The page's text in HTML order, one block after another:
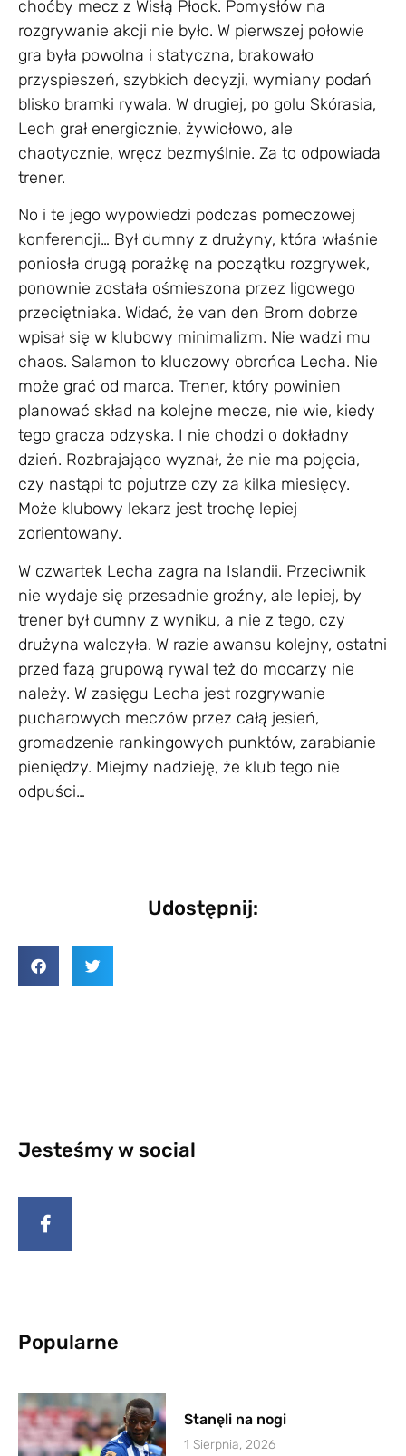
choćby mecz z Wisłą Płock. Pomysłów na
rozgrywanie akcji nie było. W pierwszej połowie
gra była powolna i statyczna, brakowało
przyspieszeń, szybkich decyzji, wymiany podań
blisko bramki rywala. W drugiej, po golu Skórasia,
Lech grał energicznie, żywiołowo, ale
chaotycznie, wręcz bezmyślnie. Za to odpowiada
trener.
No i te jego wypowiedzi podczas pomeczowej
konferencji… Był dumny z drużyny, która właśnie
poniosła drugą porażkę na początku rozgrywek,
ponownie została ośmieszona przez ligowego
przeciętniaka. Widać, że van den Brom dobrze
wpisał się w klubowy minimalizm. Nie wadzi mu
chaos. Salamon to kluczowy obrońca Lecha. Nie
może grać od marca. Trener, który powinien
planować skład na kolejne mecze, nie wie, kiedy
tego gracza odzyska. I nie chodzi o dokładny
dzień. Rozbrajająco wyznał, że nie ma pojęcia,
czy nastąpi to pojutrze czy za kilka miesięcy.
Może klubowy lekarz jest trochę lepiej
zorientowany.
W czwartek Lecha zagra na Islandii. Przeciwnik
nie wydaje się przesadnie groźny, ale lepiej, by
trener był dumny z wyniku, a nie z tego, czy
drużyna walczyła. W razie awansu kolejny, ostatni
przed fazą grupową rywal też do mocarzy nie
należy. W zasięgu Lecha jest rozgrywanie
pucharowych meczów przez całą jesień,
gromadzenie rankingowych punktów, zarabianie
pieniędzy. Miejmy nadzieję, że klub tego nie
odpuści…
Udostępnij:
Jesteśmy w social
Popularne
Stanęli na nogi
1 Sierpnia, 2026